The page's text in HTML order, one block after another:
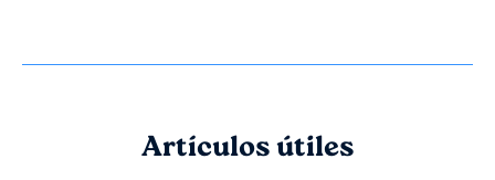
Artículos útiles